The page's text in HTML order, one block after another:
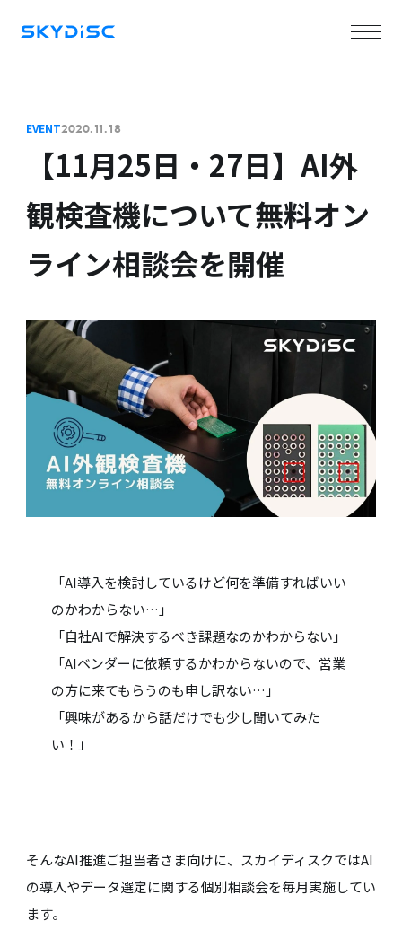
EVENT2020.11.18
【11月25日・27日】AI外
観検査機について無料オン
ライン相談会を開催
「AI導入を検討しているけど何を準備すればいい
のかわからない…」
「自社AIで解決するべき課題なのかわからない」
「AIベンダーに依頼するかわからないので、営業
の方に来てもらうのも申し訳ない…」
「興味があるから話だけでも少し聞いてみた
い！」
そんなAI推進ご担当者さま向けに、スカイディスクではAI
の導入やデータ選定に関する個別相談会を毎月実施してい
ます。